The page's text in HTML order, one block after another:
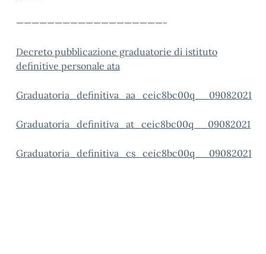
———————————————————-
Decreto pubblicazione graduatorie di istituto
definitive personale ata
Graduatoria_definitiva_aa_ceic8bc00q__09082021
Graduatoria_definitiva_at_ceic8bc00q__09082021
Graduatoria_definitiva_cs_ceic8bc00q__09082021